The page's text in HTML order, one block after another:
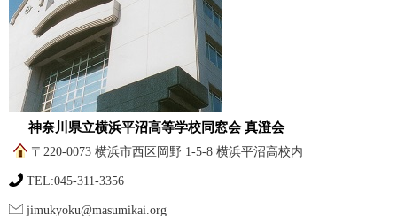
神奈川県立横浜平沼高等学校同窓会 真澄会
〒220-0073 横浜市西区岡野 1-5-8 横浜平沼高校内
TEL:045-311-3356
jimukyoku@masumikai.org